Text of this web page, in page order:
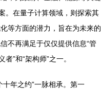
。在量子计算领域，则探索其
等方面的潜力，旨在为未来的
不再满足于仅仅提供信息“管
”和“架构师”之一。
年之约”一脉相承。第一